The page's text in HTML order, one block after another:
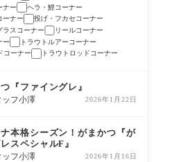
ナー
ヘラ・鯉コーナー
ーナー
投げ・フカセコーナー
ラスコーナー
リールコーナー
ー
トラウトルアーコーナー
コーナー
トラウトロッドコーナー
『ファイングレ』
ッフ小澤 2026年1月22日
本格シーズン！がまかつ『が
スペシャルF』
ッフ小澤 2026年1月16日